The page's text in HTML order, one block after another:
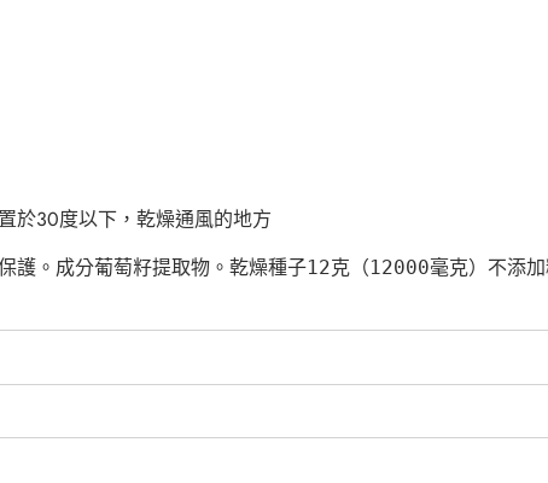
於30度以下，乾燥通風的地方
護。成分葡萄籽提取物。乾燥種子12克（12000毫克）不